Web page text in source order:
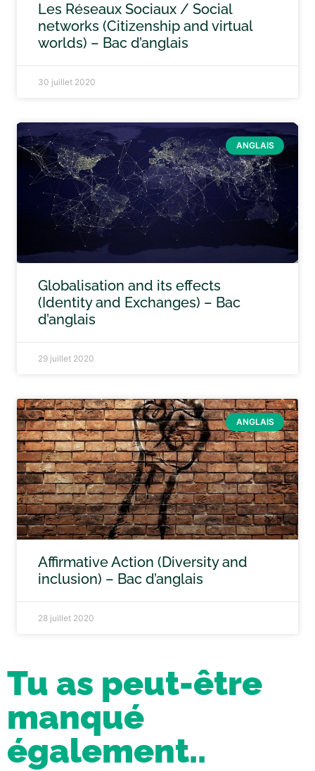
Les Réseaux Sociaux / Social
networks (Citizenship and virtual
worlds) – Bac d’anglais
30 juillet 2020
ANGLAIS
Globalisation and its effects
(Identity and Exchanges) – Bac
d’anglais
29 juillet 2020
ANGLAIS
Affirmative Action (Diversity and
inclusion) – Bac d’anglais
28 juillet 2020
Tu as peut-être
manqué
également..